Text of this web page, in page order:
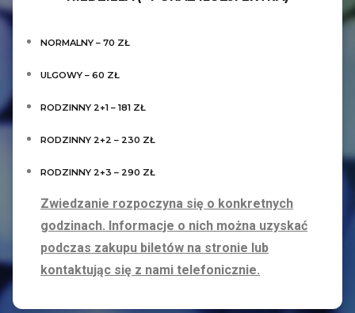
NORMALNY – 70 ZŁ
ULGOWY – 60 ZŁ
RODZINNY 2+1 – 181 ZŁ
RODZINNY 2+2 – 230 ZŁ
RODZINNY 2+3 – 290 ZŁ
Zwiedzanie rozpoczyna się o konkretnych
godzinach. Informacje o nich można uzyskać
podczas zakupu biletów na stronie lub
kontaktując się z nami telefonicznie.